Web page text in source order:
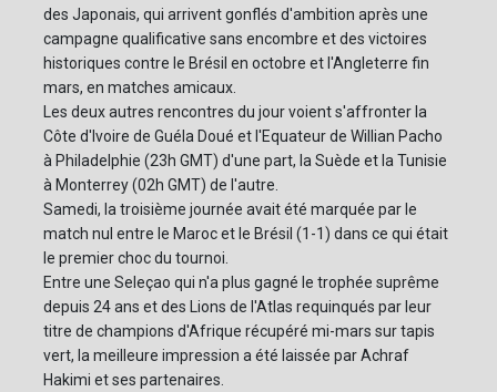
des Japonais, qui arrivent gonflés d'ambition après une
campagne qualificative sans encombre et des victoires
historiques contre le Brésil en octobre et l'Angleterre fin
mars, en matches amicaux.
Les deux autres rencontres du jour voient s'affronter la
Côte d'Ivoire de Guéla Doué et l'Equateur de Willian Pacho
à Philadelphie (23h GMT) d'une part, la Suède et la Tunisie
à Monterrey (02h GMT) de l'autre.
Samedi, la troisième journée avait été marquée par le
match nul entre le Maroc et le Brésil (1-1) dans ce qui était
le premier choc du tournoi.
Entre une Seleçao qui n'a plus gagné le trophée suprême
depuis 24 ans et des Lions de l'Atlas requinqués par leur
titre de champions d'Afrique récupéré mi-mars sur tapis
vert, la meilleure impression a été laissée par Achraf
Hakimi et ses partenaires.